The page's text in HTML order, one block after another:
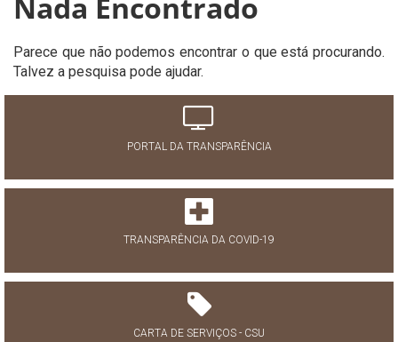
Nada Encontrado
Parece que não podemos encontrar o que está procurando.
Talvez a pesquisa pode ajudar.
PORTAL DA TRANSPARÊNCIA
TRANSPARÊNCIA DA COVID-19
CARTA DE SERVIÇOS - CSU